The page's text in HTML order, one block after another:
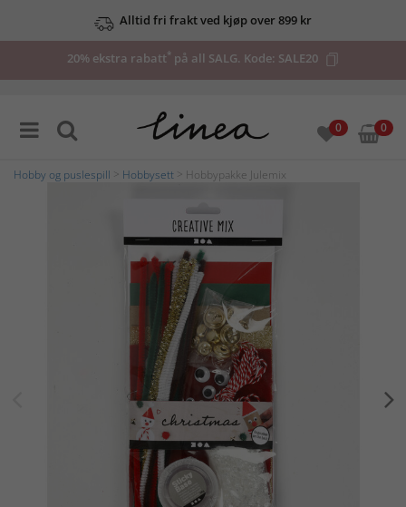
Alltid fri frakt ved kjøp over 899 kr
20% ekstra rabatt* på all SALG. Kode: SALE20
0 0
Hobby og puslespill Hobbysett > Hobbypakke Julemix